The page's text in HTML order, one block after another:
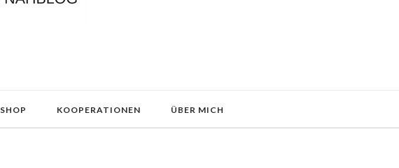
SHOP KOOPERATIONEN ÜBER MICH